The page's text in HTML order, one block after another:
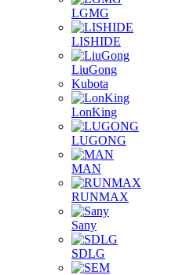
LGMG
LISHIDE
LiuGong
Kubota
LonKing
LUGONG
MAN
RUNMAX
Sany
SDLG